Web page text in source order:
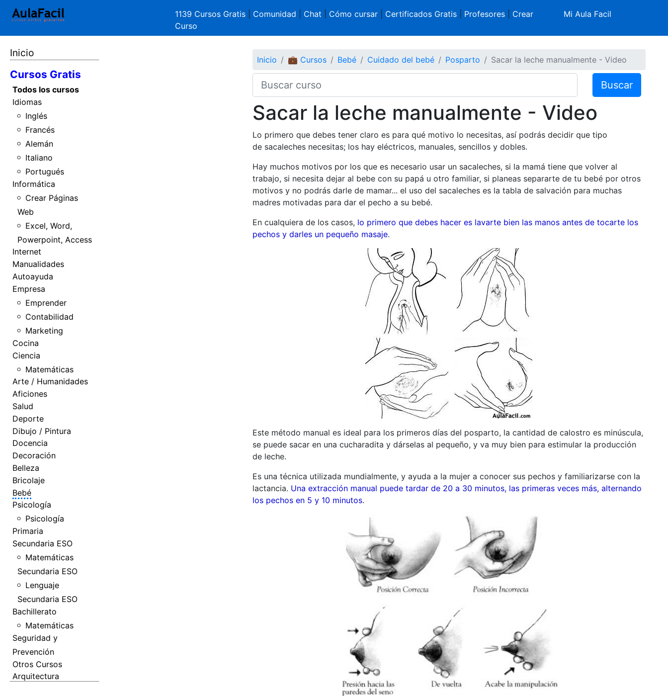
1139 Cursos Gratis Comunidad Chat Cómo cursar| Certificados Gratis| Profesores| Crear
Curso
Mi Aula Facil
Inicio
Cursos Gratis
Todos los cursos
Idiomas
Inglés
Francés
Alemán
Italiano
Portugués
Informática
Crear Páginas
Web
Excel, Word,
Powerpoint, Access
Internet
Manualidades
Autoayuda
Empresa
Emprender
Contabilidad
Marketing
Cocina
Ciencia
Matemáticas
Arte / Humanidades
Aficiones
Salud
Deporte
Dibujo / Pintura
Docencia
Decoración
Belleza
Bricolaje
Bebé
Psicología
Psicología
Primaria
Secundaria ESO
Matemáticas
Secundaria ESO
Lenguaje
Secundaria ESO
Bachillerato
Matemáticas
Seguridad y
Prevención
Otros Cursos
Arquitectura
Inicio 💼 Cursos Bebé Cuidado del bebé Posparto Sacar la leche manualmente - Video
Buscar
Sacar la leche manualmente - Video
Lo primero que debes tener claro es para qué motivo lo necesitas, así podrás decidir que tipo
de sacaleches necesitas; los hay eléctricos, manuales, sencillos y dobles.
Hay muchos motivos por los que es necesario usar un sacaleches, si la mamá tiene que volver al
trabajo, si necesita dejar al bebe con su papá u otro familiar, si planeas separarte de tu bebé por otros
motivos y no podrás darle de mamar... el uso del sacaleches es la tabla de salvación para muchas
madres motivadas para dar el pecho a su bebé.
En cualquiera de los casos, lo primero que debes hacer es lavarte bien las manos antes de tocarte los
pechos y darles un pequeño masaje.
Este método manual es ideal para los primeros días del posparto, la cantidad de calostro es minúscula,
se puede sacar en una cucharadita y dárselas al pequeño, y va muy bien para estimular la producción
de leche.
Es una técnica utilizada mundialmente, y ayuda a la mujer a conocer sus pechos y familiarizarse con la
lactancia. Una extracción manual puede tardar de 20 a 30 minutos, las primeras veces más, alternando
los pechos en 5 y 10 minutos.